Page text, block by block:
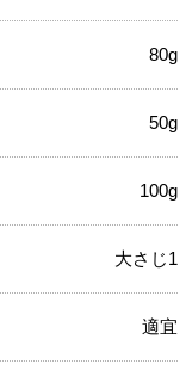
80g
50g
100g
大さじ1
適宜